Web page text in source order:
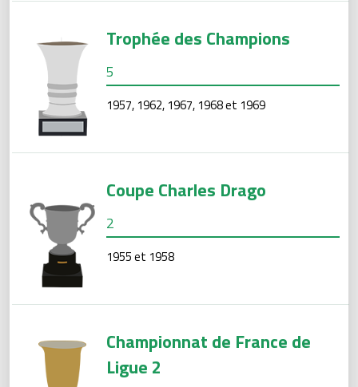
Trophée des Champions
5
1957, 1962, 1967, 1968 et 1969
Coupe Charles Drago
2
1955 et 1958
Championnat de France de
Ligue 2